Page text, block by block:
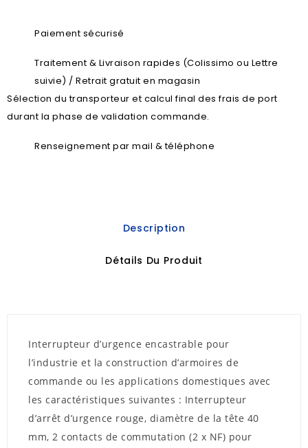
Paiement sécurisé
Traitement & Livraison rapides (Colissimo ou Lettre
suivie) / Retrait gratuit en magasin
Sélection du transporteur et calcul final des frais de port
durant la phase de validation commande.
Renseignement par mail & téléphone
Description
Détails Du Produit
Interrupteur d’urgence encastrable pour
l’industrie et la construction d’armoires de
commande ou les applications domestiques avec
les caractéristiques suivantes : Interrupteur
d’arrêt d’urgence rouge, diamètre de la tête 40
mm, 2 contacts de commutation (2 x NF) pour